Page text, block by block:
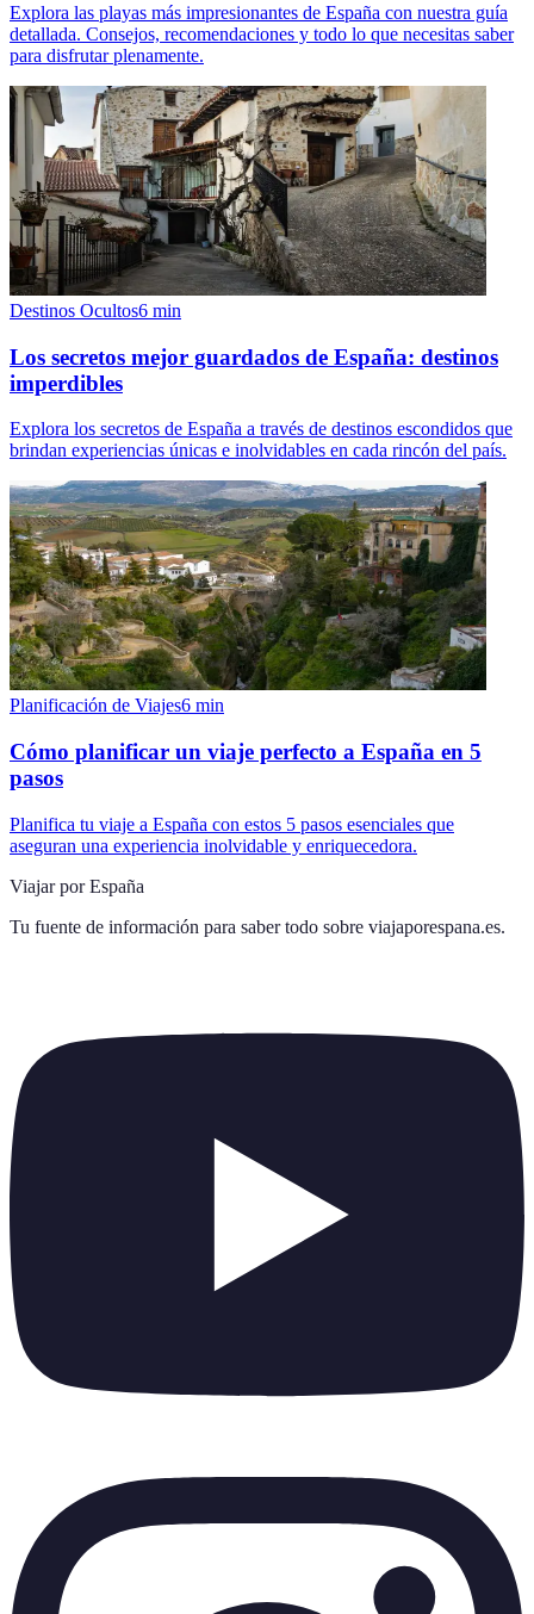
Explora las playas más impresionantes de España con nuestra guía
detallada. Consejos, recomendaciones y todo lo que necesitas saber
para disfrutar plenamente.
Destinos Ocultos6 min
Los secretos mejor guardados de España: destinos
imperdibles
Explora los secretos de España a través de destinos escondidos que
brindan experiencias únicas e inolvidables en cada rincón del país.
Planificación de Viajes6 min
Cómo planificar un viaje perfecto a España en 5
pasos
Planifica tu viaje a España con estos 5 pasos esenciales que
aseguran una experiencia inolvidable y enriquecedora.
Viajar por España
Tu fuente de información para saber todo sobre viajaporespana.es.